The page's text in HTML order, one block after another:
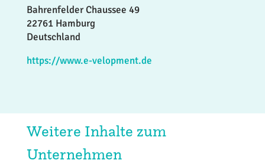
Bahrenfelder Chaussee 49
22761 Hamburg
Deutschland
https://www.e-velopment.de
Weitere Inhalte zum
Unternehmen